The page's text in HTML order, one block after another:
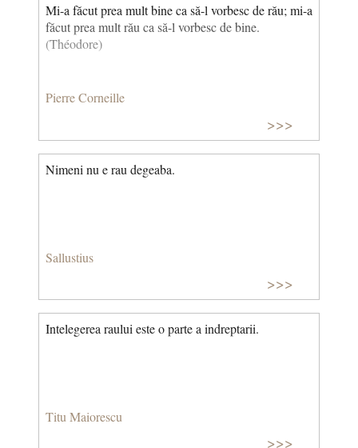
Mi-a făcut prea mult bine ca să-l vorbesc de rău; mi-a
făcut prea mult rău ca să-l vorbesc de bine.
(Théodore)
Pierre Corneille
>>>
Nimeni nu e rau degeaba.
Sallustius
>>>
Intelegerea raului este o parte a indreptarii.
Titu Maiorescu
>>>